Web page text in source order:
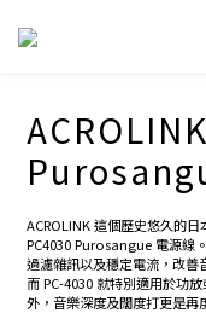
ACROLINK 這個歷史悠久的
PC4030 Purosangue 電源線
過濾雜訊以及穩定電流，改善
而 PC-4030 就特別適用於功
外，音樂深度及闊度打更是再